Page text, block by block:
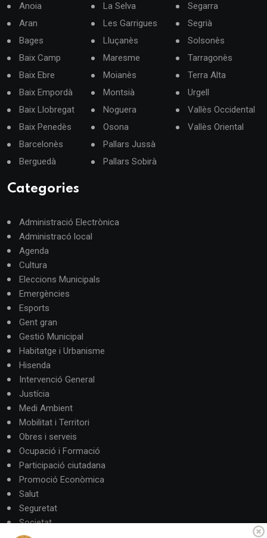
Anoia
Aran
Bages
Baix Camp
Baix Ebre
Baix Empordà
Baix Llobregat
Baix Penedès
Barcelonès
Berguedà
La Selva
Les Garrigues
Lluçanès
Maresme
Moianès
Montsià
Noguera
Osona
Pallars Jussà
Pallars Sobirà
Segarra
Segrià
Solsonès
Tarragonès
Terra Alta
Urgell
Vallès Occidental
Vallès Oriental
Categories
Administració Electrònica
Administracó local
Agenda
Cultura
Eleccions Municipals
Emergències
Esports
Gent gran
Gestió Municipal
Habitatge i Urbanisme
Hisenda
Intervenció General
Justícia
Medi Ambient
Mobilitat i Territori
Obres i serveis
Ocupació i Formació
Participació ciutadana
Promoció Econòmica
Salut
Seguretat
Societat